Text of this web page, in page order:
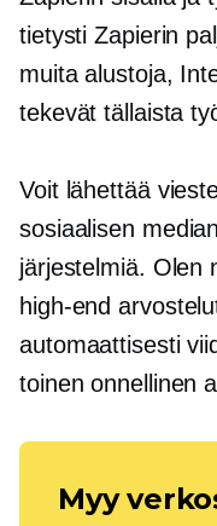
tietysti Zapierin
muita alustoja,
tekevät tällaista
Voit lähettää
sosiaalisen
järjestelmiä. Olen
high-end
automaattisesti
toinen onnellinen
Myy